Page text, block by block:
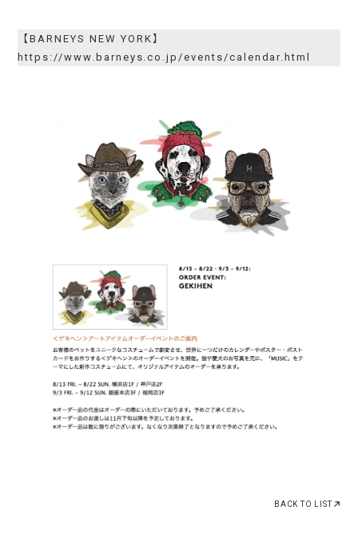
TOPICS
MEMBERS
CAREERS
ACCESS
GEKIHEN
KOJINKOJIN
THE EIGYO TOOL
HANABUMI
【BARNEYS NEW YORK】
https://www.barneys.co.jp/events/calendar.html
BACK TO LIST